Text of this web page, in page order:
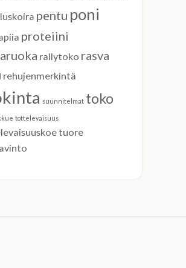
pentu poni
proteiini
rallytoko rasva
rehujenmerkintä
suunnitelmat toko
tottelevaisuus
tuore